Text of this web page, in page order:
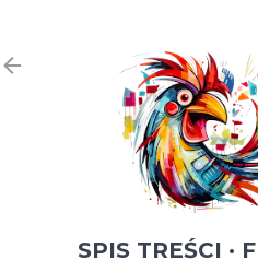
SPIS TREŚCI